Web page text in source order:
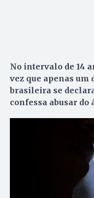
No intervalo de 14
vez que apenas um
brasileira se
confessa abusar do